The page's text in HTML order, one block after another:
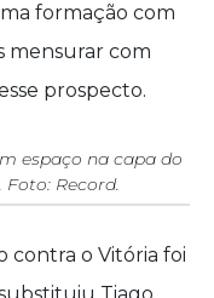
formação com
mensurar com
prospecto.
espaço na capa do
Record.
contra o Vitória foi